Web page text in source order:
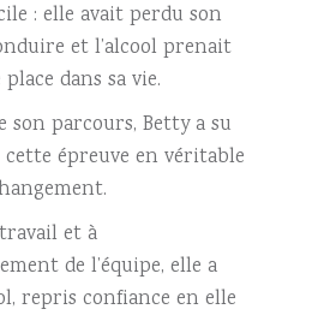
: elle avait perdu son
et l’alcool prenait
dans sa vie.
son parcours, Betty a su
épreuve en véritable
et à
de l’équipe, elle a
repris confiance en elle